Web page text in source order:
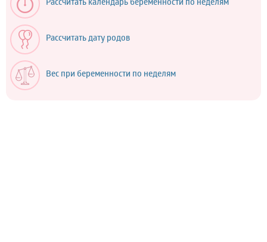
Рассчитать календарь беременности по неделям
Рассчитать дату родов
Вес при беременности по неделям